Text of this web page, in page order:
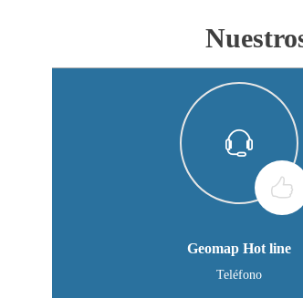
Geomap Hot line
Teléfono